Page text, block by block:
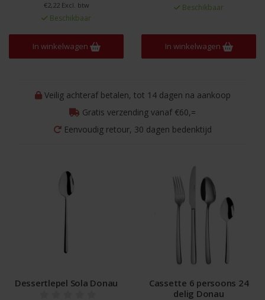
€2,22 Excl. btw
Beschikbaar
In winkelwagen
Beschikbaar
In winkelwagen
Veilig achteraf betalen, tot 14 dagen na aankoop
Gratis verzending vanaf €60,=
Eenvoudig retour, 30 dagen bedenktijd
Dessertlepel Sola Donau
Cassette 6 persoons 24
delig Donau